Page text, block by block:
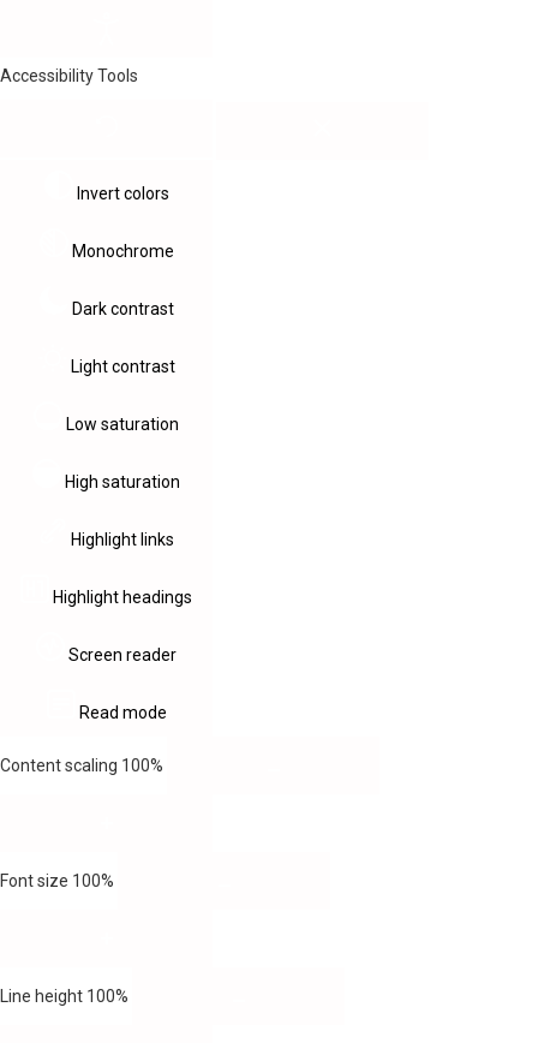
Accessibility Tools
Invert colors
Monochrome
Dark contrast
Light contrast
Low saturation
High saturation
Highlight links
Highlight headings
Screen reader
Read mode
Content scaling 100%
Font size 100%
Line height 100%